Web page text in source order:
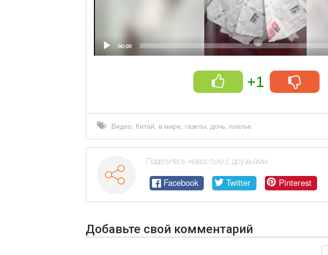
00:00
+1
Видео Китай в мире газеты дочь платье
Поделитесь новостью с друзьями:
Facebook Twitter Pinterest
Добавьте свой комментарий